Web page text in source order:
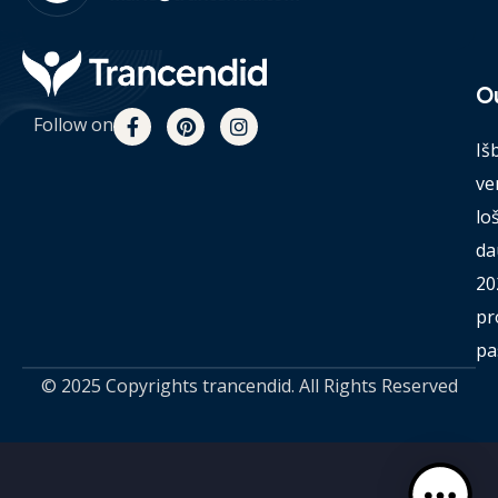
Follow on
© 2025 Copyrights trancendid. All Rights Reserved